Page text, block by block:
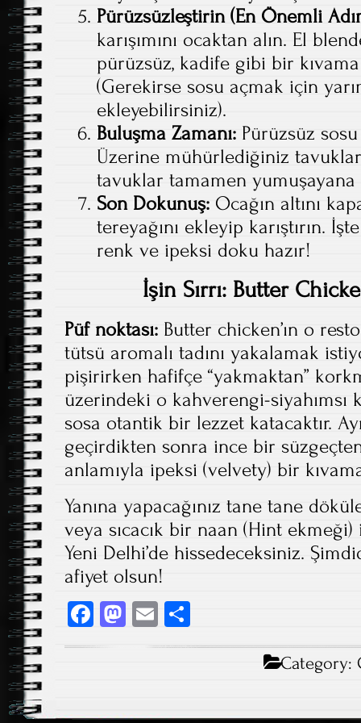
Pürüzsüzleştirin (En Önemli
karışımını ocaktan alın. El
pürüzsüz, kadife gibi bir
(Gerekirse sosu açmak için
ekleyebilirsiniz).
Buluşma Zamanı: Pürüzsüz
Üzerine mühürlediğiniz
tavuklar tamamen
Son Dokunuş: Ocağın altını
tereyağını ekleyip karıştırın.
renk ve ipeksi doku hazır!
İşin Sırrı: Butter
Püf noktası: Butter chicken’ın o
tütsü aromalı tadını yakalamak
pişirirken hafifçe “yakmaktan”
üzerindeki o kahverengi-siyahımsı
sosa otantik bir lezzet katacaktır.
geçirdikten sonra ince bir
anlamıyla ipeksi (velvety) bir kıvama
Yanına yapacağınız tane tane
veya sıcacık bir naan (Hint
Yeni Delhi’de hissedeceksiniz.
afiyet olsun!
Fa
ce
ok
M
o
E
m ha
Category: